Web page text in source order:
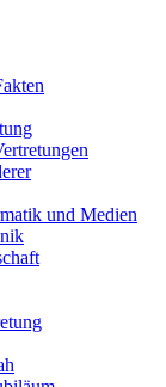
und Medien